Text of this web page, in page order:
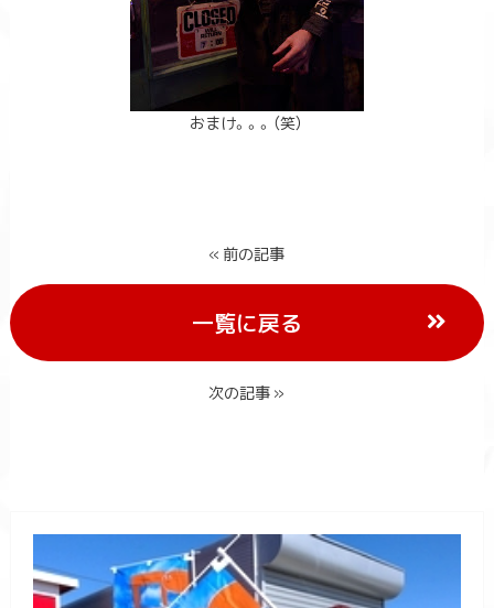
おまけ。。。（笑）
« 前の記事
一覧に戻る
次の記事 »